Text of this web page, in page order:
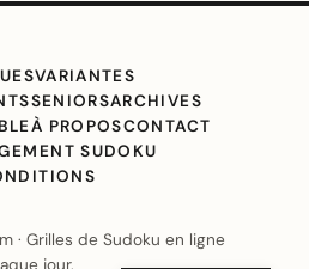
VARIANTES
SENIORSARCHIVES
À PROPOSCONTACT
SUDOKU
· Grilles de Sudoku en ligne
jour.